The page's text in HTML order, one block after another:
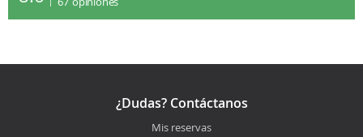
¿Dudas? Contáctanos
Mis reservas